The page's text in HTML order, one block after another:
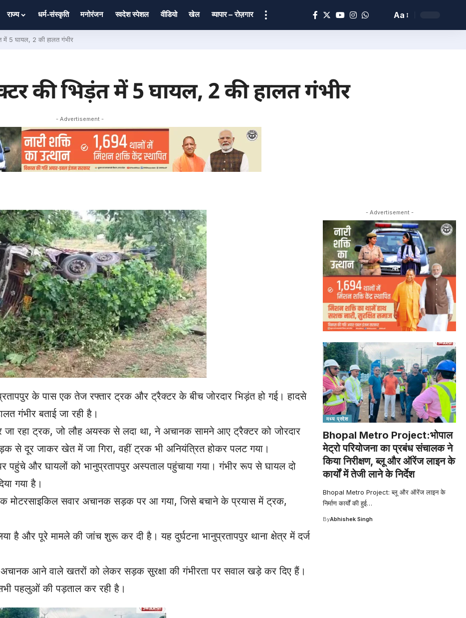
राज्य धर्म-संस्कृति मनोरंजन स्वदेश स्पेशल वीडियो खेल व्यापार – रोज़गार Aa
में 5 घायल, 2 की हालत गंभीर
की भिड़ंत में 5 घायल, 2 की हालत गंभीर
- Advertisement -
के पास एक तेज रफ्तार ट्रक और ट्रैक्टर के बीच जोरदार भिड़ंत हो गई। हादसे
गंभीर बताई जा रही है।
जा रहा ट्रक, जो लौह अयस्क से लदा था, ने अचानक सामने आए ट्रैक्टर को जोरदार
से दूर जाकर खेत में जा गिरा, वहीं ट्रक भी अनियंत्रित होकर पलट गया।
पहुंचे और घायलों को भानुप्रतापपुर अस्पताल पहुंचाया गया। गंभीर रूप से घायल दो
गया है।
मोटरसाइकिल सवार अचानक सड़क पर आ गया, जिसे बचाने के प्रयास में ट्रक,
है और पूरे मामले की जांच शुरू कर दी है। यह दुर्घटना भानुप्रतापपुर थाना क्षेत्र में दर्ज
आने वाले खतरों को लेकर सड़क सुरक्षा की गंभीरता पर सवाल खड़े कर दिए हैं।
पहलुओं की पड़ताल कर रही है।
- Advertisement -
मध्य प्रदेश
Bhopal Metro Project:भोपाल
मेट्रो परियोजना का प्रबंध संचालक ने
किया निरीक्षण, ब्लू और ऑरेंज लाइन के
कार्यों में तेजी लाने के निर्देश
Bhopal Metro Project: ब्लू और ऑरेंज लाइन के
निर्माण कार्यों की हुई…
ByAbhishek Singh